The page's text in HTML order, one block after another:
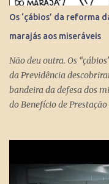
Os ‘çábios’ da reforma
marajás aos miseráveis
Não deu outra. Os
da Previdência
bandeira da defesa dos
do Benefício de
Família. Com a outra
mensais dos miseráveis